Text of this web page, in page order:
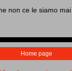
non ce le siamo mai
Home page